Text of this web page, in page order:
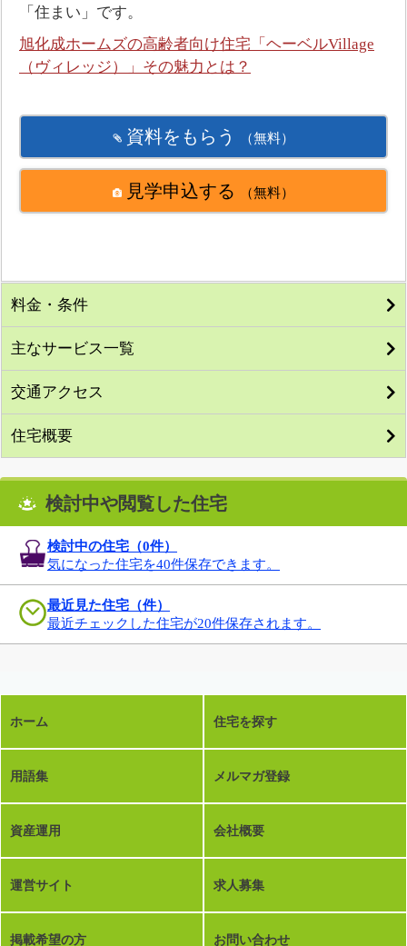
「住まい」です。
旭化成ホームズの高齢者向け住宅「ヘーベルVillage
（ヴィレッジ）」その魅力とは？
資料をもらう （無料）
見学申込する （無料）
料金・条件
主なサービス一覧
交通アクセス
住宅概要
検討中や閲覧した住宅
検討中の住宅（0件）
気になった住宅を40件保存できます。
最近見た住宅（件）
最近チェックした住宅が20件保存されます。
ホーム 住宅を探す
用語集 メルマガ登録
資産運用 会社概要
運営サイト 求人募集
掲載希望の方 お問い合わせ